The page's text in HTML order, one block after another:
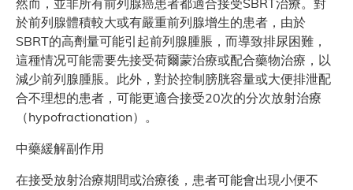
然而，並非所有前列腺癌患者都適合接受SBRT治療。對
於前列腺體積較大或有嚴重前列腺增生的患者，由於
SBRT的高劑量可能引起前列腺腫脹，而導致排尿困難，
這種情况可能需要先接受荷爾蒙治療或配合藥物治療，以
減少前列腺腫脹。此外，對於控制膀胱容量或大便排泄配
合不理想的患者，可能更適合接受20次的分次放射治療
（hypofractionation）。
中藥緩解副作用
在接受放射治療期間或治療後，患者可能會出現小便不